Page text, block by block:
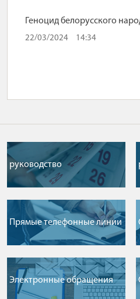
Геноцид белорусского
22/03/2024 14:34
руководство
Прямые телефонные линии
Электронные обращения